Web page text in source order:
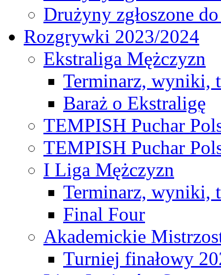
Drużyny zgłoszone
Rozgrywki 2023/2024
Ekstraliga Mężczyzn
Terminarz, wyniki,
Baraż o Ekstraligę
TEMPISH Puchar
TEMPISH Puchar
I Liga Mężczyzn
Terminarz, wyniki,
Final Four
Akademickie
Turniej finałowy